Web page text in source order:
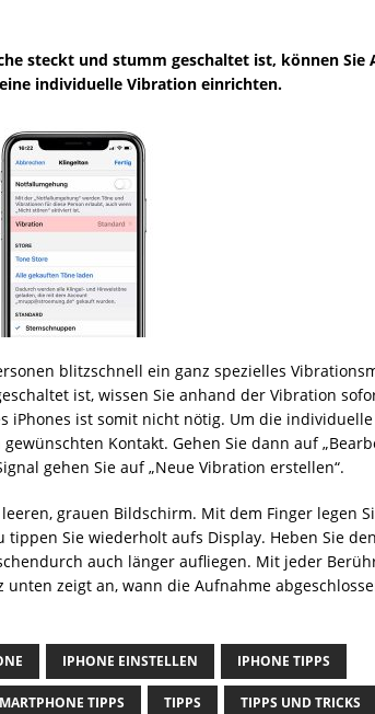
steckt und stumm geschaltet ist, können Sie
individuelle Vibration einrichten.
blitzschnell ein ganz spezielles
ist, wissen Sie anhand der Vibration
iPhones ist somit nicht nötig. Um die individuelle
Kontakt. Gehen Sie dann auf
gehen Sie auf „Neue Vibration erstellen“.
grauen Bildschirm. Mit dem Finger legen
Sie wiederholt aufs Display. Heben Sie
auch länger aufliegen. Mit jeder
zeigt an, wann die Aufnahme
IPHONE EINSTELLEN IPHONE TIPPS
TIPPS TIPPS TIPPS UND TRICKS